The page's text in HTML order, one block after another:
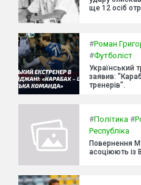
ще 12 осіб
#Роман
#Футболіст
Український
заявив:
тренерів".
#Політика #
Республіка
Повернення
асоціюють із